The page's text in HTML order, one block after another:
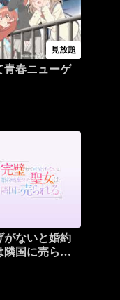
見放題
青春ニューゲ
がないと婚約
隣国に売られ